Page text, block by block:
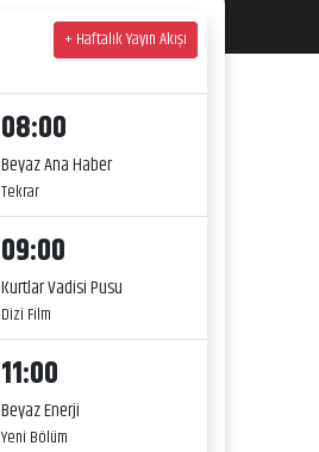
+ Haftalık Yayın Akışı
08:00
Beyaz Ana Haber
Tekrar
09:00
Kurtlar Vadisi Pusu
Dizi Film
11:00
Beyaz Enerji
Yeni Bölüm